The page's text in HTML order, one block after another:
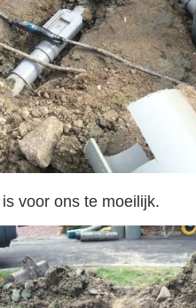
voor ons te moeilijk.